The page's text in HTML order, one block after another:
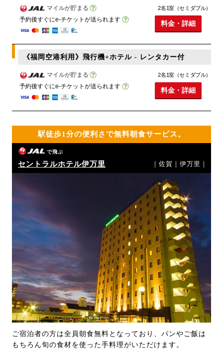
マイルが貯まる
予約後すぐにe-チケットが送られます
2名1室（セミダブル）
料金・詳細
《福岡空港利用》飛行機+ホテル - レンタカー付
マイルが貯まる
予約後すぐにe-チケットが送られます
2名1室（セミダブル）
料金・詳細
駅徒歩1分の便利さで無料朝食サービス。
で飛ぶ
セントラルホテル伊万里 ｜佐賀｜伊万里｜
ご宿泊者の方は全員朝食無料となっており、パンやご飯は
もちろん旬の食材を使った手料理がいただけます。